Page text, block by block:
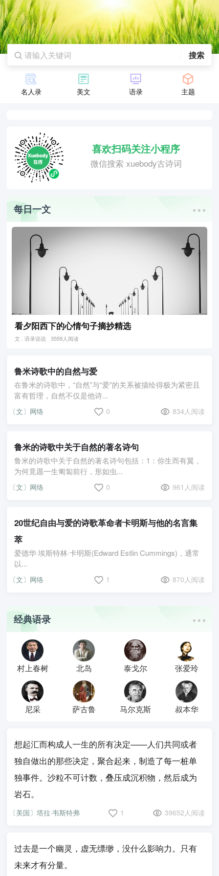
搜索
名人录 美文 语录 主题
喜欢扫码关注小程序
微信搜索 xuebody古诗词
每日一文
看夕阳西下的心情句子摘抄精选
文 . 语录说说 3559人阅读
鲁米诗歌中的自然与爱
在鲁米的诗歌中，“自然”与“爱”的关系被描绘得极为紧密且
富有哲理，自然不仅是他诗...
〔文〕网络 0 834人阅读
鲁米的诗歌中关于自然的著名诗句
鲁米的诗歌中关于自然的著名诗句包括：1：你生而有翼，
为何竟愿一生匍匐前行，形如虫...
〔文〕网络 0 961人阅读
20世纪自由与爱的诗歌革命者卡明斯与他的名言集
萃
爱德华·埃斯特林·卡明斯(Edward Estlin Cummings)，通常
以...
〔文〕网络 1 870人阅读
经典语录
村上春树 北岛 泰戈尔 张爱玲
尼采 萨古鲁 马尔克斯 叔本华
想起汇而构成人一生的所有决定——人们共同或者
独自做出的那些决定，聚合起来，制造了每一桩单
独事件。沙粒不可计数，叠压成沉积物，然后成为
岩石。
〔美国〕塔拉·韦斯特弗 1 39652人阅读
过去是一个幽灵，虚无缥缈，没什么影响力。只有
未来才有分量。